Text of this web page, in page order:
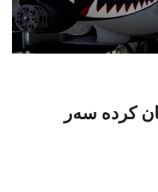
کردە سەر